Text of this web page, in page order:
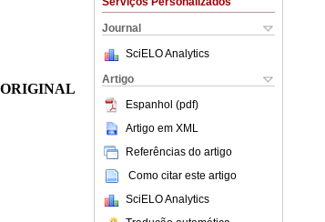
Journal
SciELO Analytics
Artigo
Espanhol (pdf)
Artigo em XML
Referências do artigo
Como citar este artigo
SciELO Analytics